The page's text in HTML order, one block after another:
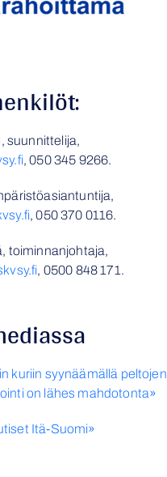
suunnittelija,
, 050 345 9266.
, 050 370 0116.
toiminnanjohtaja,
, 0500 848 171.
kuriin syynäämällä peltojen
on lähes mahdotonta»
Itä-Suomi»